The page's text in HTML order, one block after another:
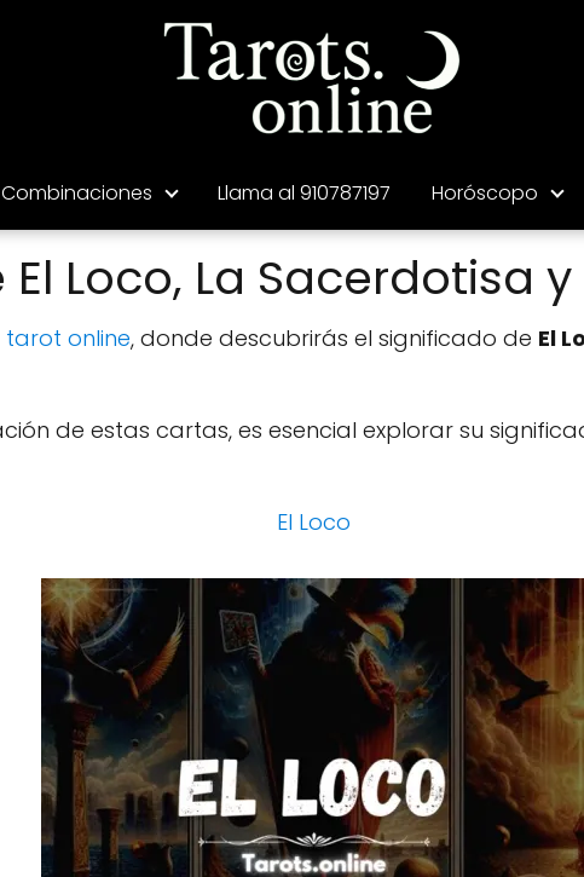
Combinaciones Llama al 910787197 Horóscopo
Loco, La Sacerdotisa
tarot online, donde descubrirás el significado de El
de estas cartas, es esencial explorar su
El Loco